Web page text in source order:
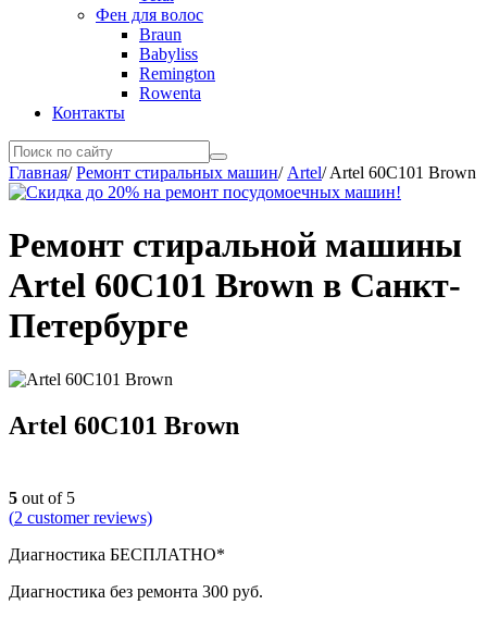
Фен для волос
Braun
Babyliss
Remington
Rowenta
Контакты
Главная/Ремонт стиральных машин/ Artel/Artel 60С101 Brown
Ремонт стиральной машины
Artel 60С101 Brown в Санкт-
Петербурге
Artel 60С101 Brown
5 out of 5
(2 customer reviews)
Диагностика БЕСПЛАТНО*
Диагностика без ремонта 300 руб.